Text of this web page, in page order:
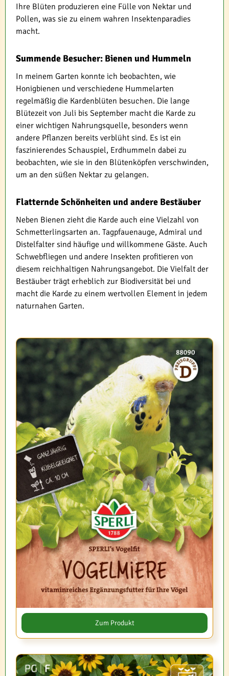
Ihre Blüten produzieren eine Fülle von Nektar und
Pollen, was sie zu einem wahren Insektenparadies
macht.
Summende Besucher: Bienen und Hummeln
In meinem Garten konnte ich beobachten, wie
Honigbienen und verschiedene Hummelarten
regelmäßig die Kardenblüten besuchen. Die lange
Blütezeit von Juli bis September macht die Karde zu
einer wichtigen Nahrungsquelle, besonders wenn
andere Pflanzen bereits verblüht sind. Es ist ein
faszinierendes Schauspiel, Erdhummeln dabei zu
beobachten, wie sie in den Blütenköpfen verschwinden,
um an den süßen Nektar zu gelangen.
Flatternde Schönheiten und andere Bestäuber
Neben Bienen zieht die Karde auch eine Vielzahl von
Schmetterlingsarten an. Tagpfauenauge, Admiral und
Distelfalter sind häufige und willkommene Gäste. Auch
Schwebfliegen und andere Insekten profitieren von
diesem reichhaltigen Nahrungsangebot. Die Vielfalt der
Bestäuber trägt erheblich zur Biodiversität bei und
macht die Karde zu einem wertvollen Element in jedem
naturnahen Garten.
Zum Produkt